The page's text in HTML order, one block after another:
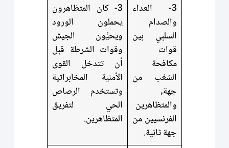
3- العداء
والصدام
السلبي بين
قوات
مكافحة
الشغب من
جهة,
والمتظاهرين
الفرنسيين من
جهة ثانية.
3- كان المتظاهرون
يحملون الورود
ويحيُّون الجيش
وقوات الشرطة قبل
أن تتدخل القوى
الأمنية المخابراتية
وتستخدم الرصاص
الحي لتفريق
المتظاهرين.